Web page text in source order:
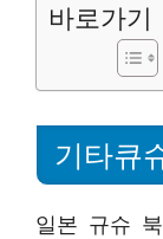
바로가기
기타큐
일본 규슈